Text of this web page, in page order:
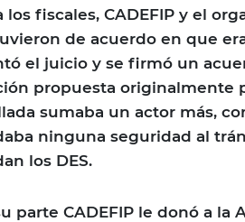
los fiscales, CADEFIP y el
de acuerdo en que
el juicio y se firmó un
propuesta originalmente
sumaba un actor más,
ninguna seguridad al
los DES.
parte CADEFIP le donó a